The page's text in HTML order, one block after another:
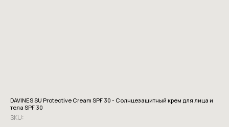
DAVINES SU Protective Cream SPF 30 - Солнцезащитный крем для лица и
тела SPF 30
SKU: